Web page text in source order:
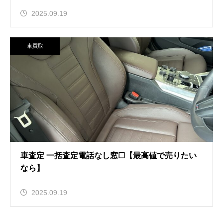
2025.09.19
車買取
車査定 一括査定電話なし窓☐【最高値で売りたい
なら】
2025.09.19